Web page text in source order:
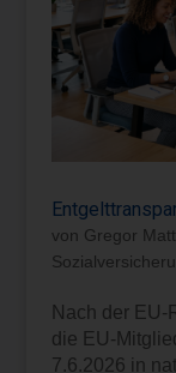
von Gregor
Nach der EU-
die EU-
7.6.2026 in